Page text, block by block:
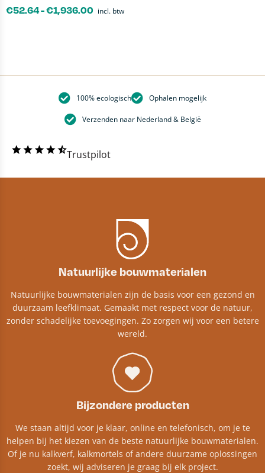
€52.64-€1,936.00 incl. btw
100% ecologisch Ophalen mogelijk
Verzenden naar Nederland & België
Trustpilot
Natuurlijke bouwmaterialen
Natuurlijke bouwmaterialen zijn de basis voor een gezond en
duurzaam leefklimaat. Gemaakt met respect voor de natuur,
zonder schadelijke toevoegingen. Zo zorgen wij voor een betere
wereld.
Bijzondere producten
We staan altijd voor je klaar, online en telefonisch, om je te
helpen bij het kiezen van de beste natuurlijke bouwmaterialen.
Of je nu kalkverf, kalkmortels of andere duurzame oplossingen
zoekt, wij adviseren je graag bij elk project.​